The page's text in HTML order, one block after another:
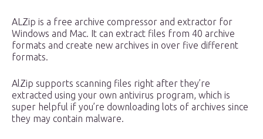
ALZip is a free archive compressor and extractor for
Windows and Mac. It can extract files from 40 archive
formats and create new archives in over five different
formats.
AlZip supports scanning files right after they’re
extracted using your own antivirus program, which is
super helpful if you’re downloading lots of archives since
they may contain malware.